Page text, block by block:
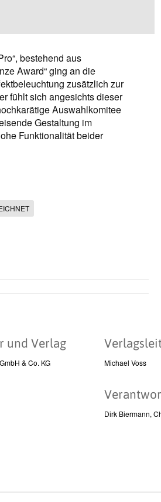
bestehend aus
Award“ ging an die
zusätzlich zur
fühlt sich angesichts dieser
Auswahlkomitee
Gestaltung im
Funktionalität beider
und Verlag
& Co. KG
Michael Voss
Dirk Biermann,